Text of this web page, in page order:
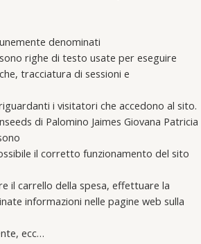
denominati
righe di testo usate per eseguire
tracciatura di sessioni e
i visitatori che accedono al sito.
di Palomino Jaimes Giovana Patricia
il corretto funzionamento del sito
il carrello della spesa, effettuare la
informazioni nelle pagine web sulla
ecc…